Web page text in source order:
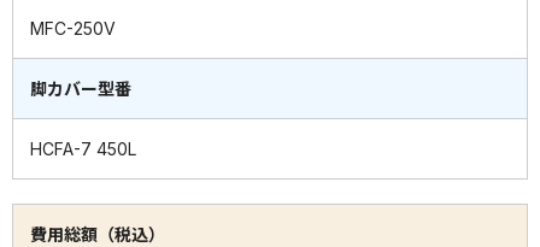
MFC-250V
脚カバー型番
HCFA-7 450L
費用総額（税込）